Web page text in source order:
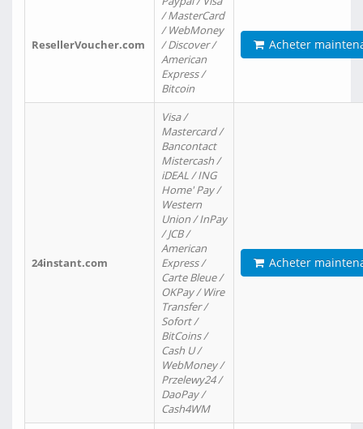
ResellerVoucher.com
/ MasterCard
/ WebMoney
/ Discover /
American
Express /
Bitcoin
Acheter
24instant.com
Visa /
Mastercard /
Bancontact
Mistercash /
iDEAL / ING
Home' Pay /
Western
Union / InPay
/ JCB /
American
Express /
Carte Bleue /
OKPay / Wire
Transfer /
Sofort /
BitCoins /
Cash U /
WebMoney /
Przelewy24 /
DaoPay /
Cash4WM
Acheter